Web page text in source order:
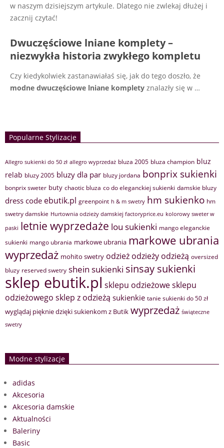
w naszym dzisiejszym artykule. Dlatego nie zwlekaj dłużej i
zacznij czytać!
Dwuczęściowe lniane komplety –
niezwykła historia zwykłego kompletu
Czy kiedykolwiek zastanawiałaś się, jak do tego doszło, że
modne dwuczęściowe lniane komplety znalazły się w …
Popularne Stylizacje
Allegro sukienki do 50 zł allegro wyprzedaż bluza 2005 bluza champion bluz
relab bluzy 2005 bluzy dla par bluzy jordana bonprix sukienki
bonprix sweter buty chaotic bluza co do eleganckiej sukienki damskie bluzy
dress code ebutik.pl greenpoint h & m swetry hm sukienko hm
swetry damskie Hurtownia odzieży damskiej factoryprice.eu kolorowy sweter w
paski letnie wyprzedaże lou sukienki mango eleganckie
sukienki mango ubrania markowe ubrania markowe ubrania
wyprzedaż mohito swetry odzież odzieży odzieżą oversized
bluzy reserved swetry shein sukienki sinsay sukienki
sklep ebutik.pl sklepu odzieżowesklepu
odzieżowego sklep z odzieżą sukienkie tanie sukienki do 50 zł
wyglądaj pięknie dzięki sukienkom z Butik wyprzedaż świąteczne
swetry
Modne stylizacje
adidas
Akcesoria
Akcesoria damskie
Aktualności
Baleriny
Basic